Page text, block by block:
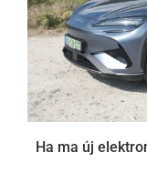
Ha ma új